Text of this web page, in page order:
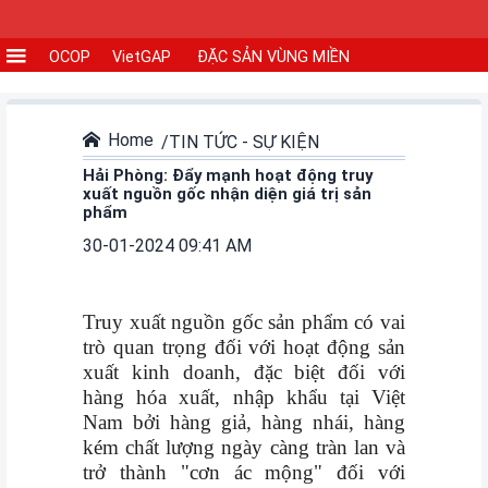
SỞ
OCOP VietGAP ĐẶC SẢN VÙNG MIỀN
Home TIN TỨC - SỰ KIỆN
Hải Phòng: Đẩy mạnh hoạt động truy
xuất nguồn gốc nhận diện giá trị sản
phẩm
30-01-2024 09:41 AM
Truy xuất nguồn gốc sản phẩm có vai
trò quan trọng đối với hoạt động sản
xuất kinh doanh, đặc biệt đối với
hàng hóa xuất, nhập khẩu tại Việt
Nam bởi hàng giả, hàng nhái, hàng
kém chất lượng ngày càng tràn lan và
trở thành "cơn ác mộng" đối với